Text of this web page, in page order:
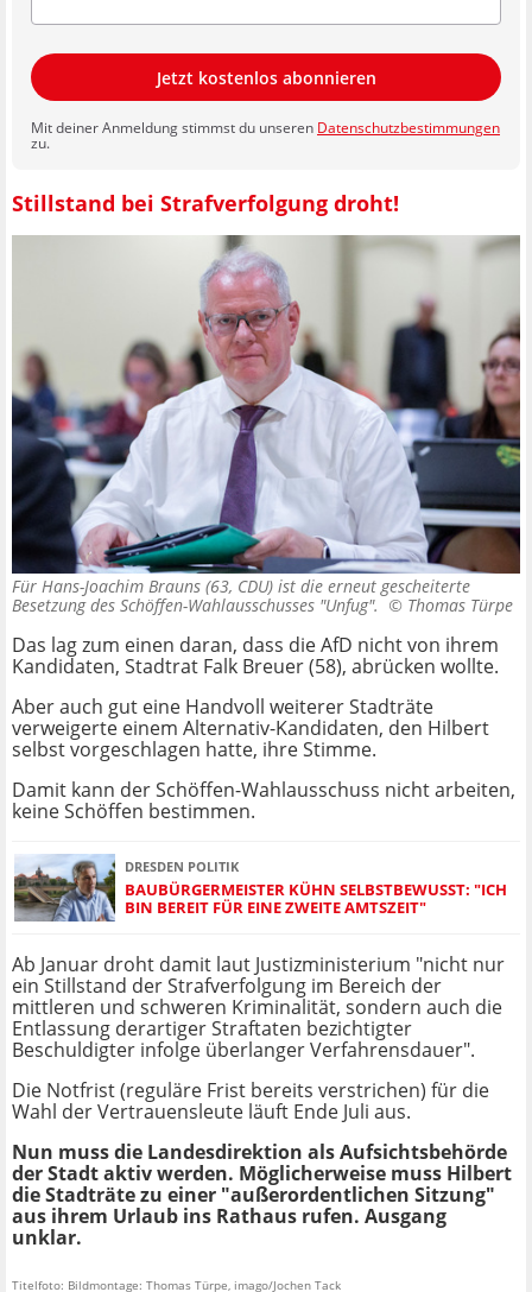
Jetzt kostenlos abonnieren
Mit deiner Anmeldung stimmst du unseren Datenschutzbestimmungen
zu.
Stillstand bei Strafverfolgung droht!
Für Hans-Joachim Brauns (63, CDU) ist die erneut gescheiterte
Besetzung des Schöffen-Wahlausschusses "Unfug". © Thomas Türpe
Das lag zum einen daran, dass die AfD nicht von ihrem
Kandidaten, Stadtrat Falk Breuer (58), abrücken wollte.
Aber auch gut eine Handvoll weiterer Stadträte
verweigerte einem Alternativ-Kandidaten, den Hilbert
selbst vorgeschlagen hatte, ihre Stimme.
Damit kann der Schöffen-Wahlausschuss nicht arbeiten,
keine Schöffen bestimmen.
DRESDEN POLITIK
BAUBÜRGERMEISTER KÜHN SELBSTBEWUSST: "ICH
BIN BEREIT FÜR EINE ZWEITE AMTSZEIT"
Ab Januar droht damit laut Justizministerium "nicht nur
ein Stillstand der Strafverfolgung im Bereich der
mittleren und schweren Kriminalität, sondern auch die
Entlassung derartiger Straftaten bezichtigter
Beschuldigter infolge überlanger Verfahrensdauer".
Die Notfrist (reguläre Frist bereits verstrichen) für die
Wahl der Vertrauensleute läuft Ende Juli aus.
Nun muss die Landesdirektion als Aufsichtsbehörde
der Stadt aktiv werden. Möglicherweise muss Hilbert
die Stadträte zu einer "außerordentlichen Sitzung"
aus ihrem Urlaub ins Rathaus rufen. Ausgang
unklar.
Titelfoto: Bildmontage: Thomas Türpe, imago/Jochen Tack